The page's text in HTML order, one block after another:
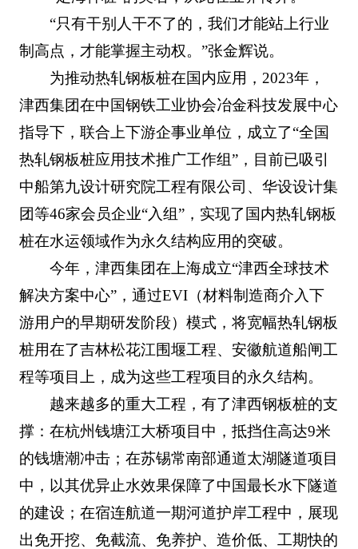
“只有干别人干不了的，我们才能站上行业
制高点，才能掌握主动权。”张金辉说。
为推动热轧钢板桩在国内应用，2023年，
津西集团在中国钢铁工业协会冶金科技发展中心
指导下，联合上下游企事业单位，成立了“全国
热轧钢板桩应用技术推广工作组”，目前已吸引
中船第九设计研究院工程有限公司、华设设计集
团等46家会员企业“入组”，实现了国内热轧钢板
桩在水运领域作为永久结构应用的突破。
今年，津西集团在上海成立“津西全球技术
解决方案中心”，通过EVI（材料制造商介入下
游用户的早期研发阶段）模式，将宽幅热轧钢板
桩用在了吉林松花江围堰工程、安徽航道船闸工
程等项目上，成为这些工程项目的永久结构。
越来越多的重大工程，有了津西钢板桩的支
撑：在杭州钱塘江大桥项目中，抵挡住高达9米
的钱塘潮冲击；在苏锡常南部通道太湖隧道项目
中，以其优异止水效果保障了中国最长水下隧道
的建设；在宿连航道一期河道护岸工程中，展现
出免开挖、免截流、免养护、造价低、工期快的